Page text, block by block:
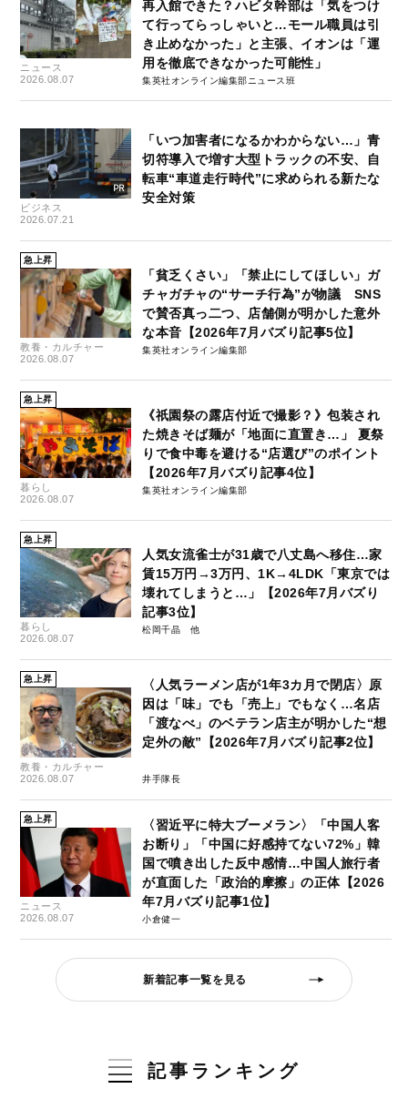
ニュース
2026.08.07
再入館できた？ハビタ幹部は「気をつけ
て行ってらっしゃいと…モール職員は引
き止めなかった」と主張、イオンは「運
用を徹底できなかった可能性」
集英社オンライン編集部ニュース班
ビジネス
2026.07.21
「いつ加害者になるかわからない…」青
切符導入で増す大型トラックの不安、自
転車“車道走行時代”に求められる新たな
安全対策
急上昇
教養・カルチャー
2026.08.07
「貧乏くさい」「禁止にしてほしい」ガ
チャガチャの“サーチ行為”が物議 SNS
で賛否真っ二つ、店舗側が明かした意外
な本音【2026年7月バズり記事5位】
集英社オンライン編集部
急上昇
暮らし
2026.08.07
《祇園祭の露店付近で撮影？》包装され
た焼きそば麺が「地面に直置き…」 夏祭
りで食中毒を避ける“店選び”のポイント
【2026年7月バズり記事4位】
集英社オンライン編集部
急上昇
暮らし
2026.08.07
人気女流雀士が31歳で八丈島へ移住…家
賃15万円→3万円、1K→4LDK「東京では
壊れてしまうと…」【2026年7月バズり
記事3位】
松岡千晶
急上昇
教養・カルチャー
2026.08.07
〈人気ラーメン店が1年3カ月で閉店〉原
因は「味」でも「売上」でもなく…名店
「渡なべ」のベテラン店主が明かした“想
定外の敵”【2026年7月バズり記事2位】
井手隊長
急上昇
ニュース
2026.08.07
〈習近平に特大ブーメラン〉「中国人客
お断り」「中国に好感持てない72%」韓
国で噴き出した反中感情…中国人旅行者
が直面した「政治的摩擦」の正体【2026
年7月バズり記事1位】
小倉健一
新着記事一覧を見る
記事ランキング